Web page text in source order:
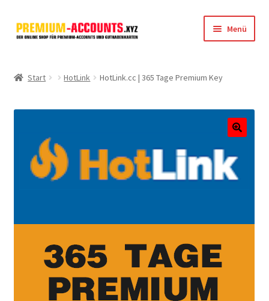
Zur
Navigation
Zum
Inhalt
Menü
Depositfiles
Xubster
Filesmonster
Start HotLink HotLink.cc | 365 Tage Premium Key